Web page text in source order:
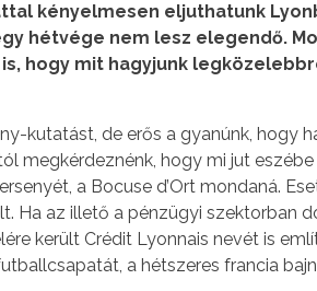
kényelmesen eljuthatunk
hétvége nem lesz elegendő.
hogy mit hagyjunk
kutatást, de erős a gyanúnk, hogy
megkérdeznénk, hogy mi jut eszébe
a Bocuse d’Ort mondaná.
Ha az illető a pénzügyi szektorban
került Crédit Lyonnais nevét is
a hétszeres francia